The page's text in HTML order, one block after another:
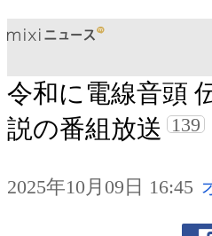
令和に電線音頭
説の番組放送 139
2025年10月09日 16:45